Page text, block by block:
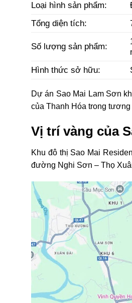
Loại hình sản phẩm:
Tổng diện tích:
Số lượng sản phẩm:
Hình thức sở hữu:
Dự án Sao Mai Lam Sơn
của Thanh Hóa trong tương
Vị trí vàng của
Khu đô thị Sao Mai
đường Nghi Sơn – Thọ